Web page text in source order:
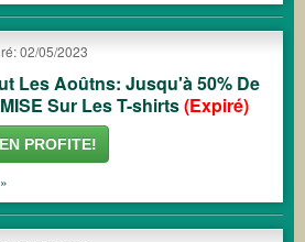
02/05/2023
Les Aoûtns: Jusqu'à 50% De
Sur Les T-shirts(Expiré)
PROFITE!